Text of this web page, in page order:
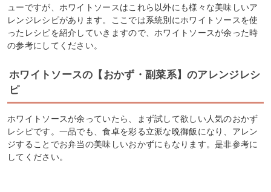
ューですが、ホワイトソースはこれら以外にも様々な美味しいア
レンジレシピがあります。ここでは系統別にホワイトソースを使
ったレシピを紹介していきますので、ホワイトソースが余った時
の参考にしてください。
ホワイトソースの【おかず・副菜系】のアレンジレシ
ピ
ホワイトソースが余っていたら、まず試して欲しい人気のおかず
レシピです。一品でも、食卓を彩る立派な晩御飯になり、アレン
ジすることでお弁当の美味しいおかずにもなります。是非参考に
してください。